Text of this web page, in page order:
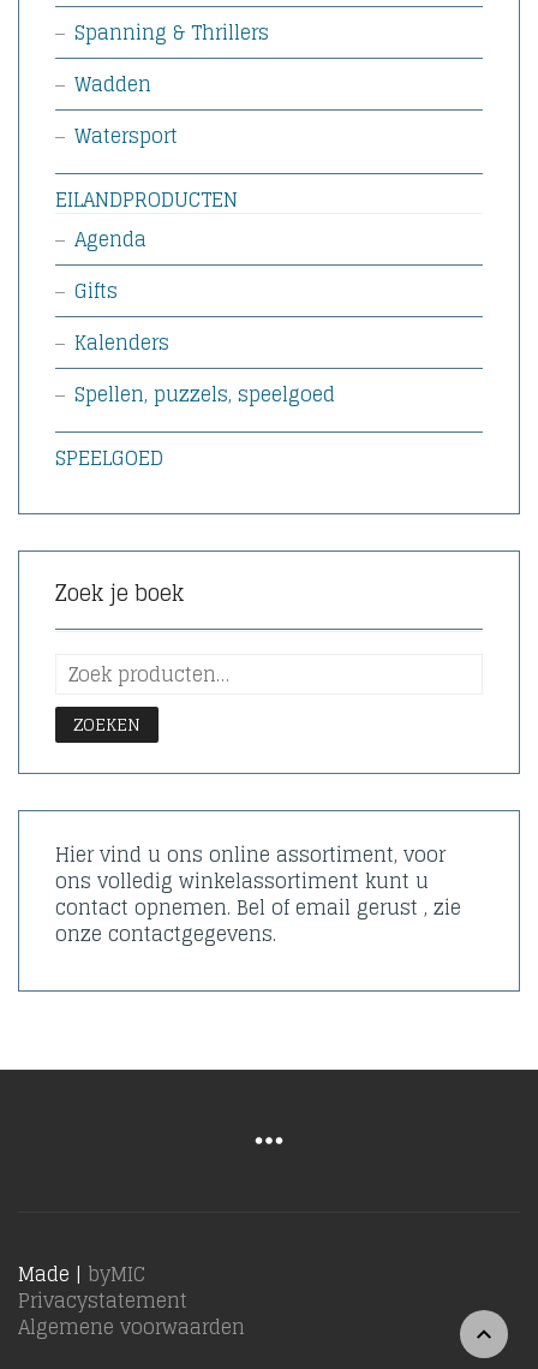
Spanning & Thrillers
Wadden
Watersport
EILANDPRODUCTEN
Agenda
Gifts
Kalenders
Spellen, puzzels, speelgoed
SPEELGOED
Zoek je boek
ZOEKEN
Hier vind u ons online assortiment, voor
ons volledig winkelassortiment kunt u
contact opnemen. Bel of email gerust , zie
onze contactgegevens.
Made | byMIC
Privacystatement
Algemene voorwaarden